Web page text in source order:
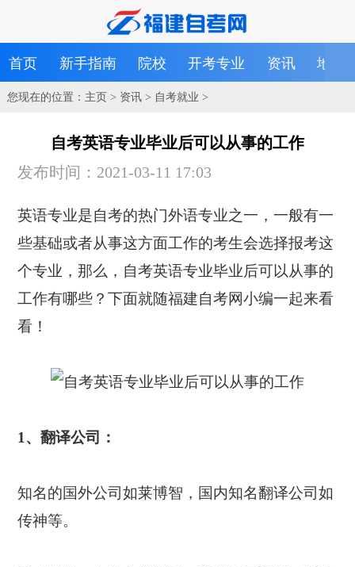
首页 新手指南 院校 开考专业 资讯 地区
您现在的位置： 主页> 资讯> 自考就业 >
自考英语专业毕业后可以从事的工作
发布时间：2021-03-11 17:03
英语专业是自考的热门外语专业之一，一般有一
些基础或者从事这方面工作的考生会选择报考这
个专业，那么，自考英语专业毕业后可以从事的
工作有哪些？下面就随福建自考网小编一起来看
看！
1、翻译公司：
知名的国外公司如莱博智，国内知名翻译公司如
传神等。